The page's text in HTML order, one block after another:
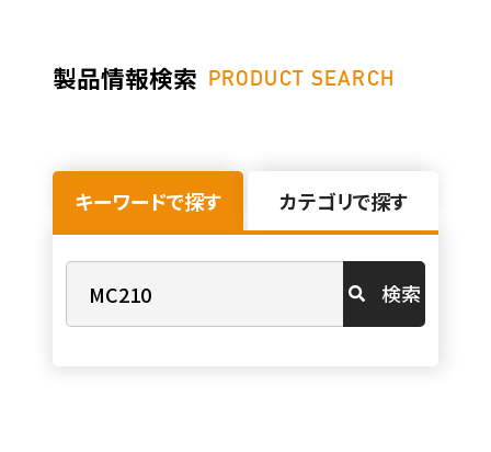
製品情報検索 PRODUCT SEARCH
キーワードで探す カテゴリで探す
検索